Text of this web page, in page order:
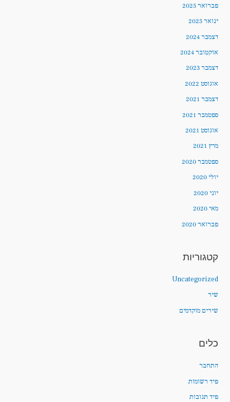
פברואר 2025
ינואר 2025
דצמבר 2024
אוקטובר 2024
דצמבר 2023
אוגוסט 2022
דצמבר 2021
ספטמבר 2021
אוגוסט 2021
מרץ 2021
ספטמבר 2020
יולי 2020
יוני 2020
מאי 2020
פברואר 2020
קטגוריות
Uncategorized
שיר
שירים מוקדמים
כלים
התחבר
פיד רשומות
פיד תגובות